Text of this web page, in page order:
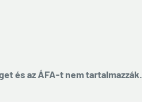
és az ÁFA-t nem tartalmazzák.